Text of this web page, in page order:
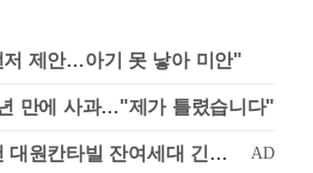
제안…아기 못 낳아 미안"
만에 사과…"제가 틀렸습니다"